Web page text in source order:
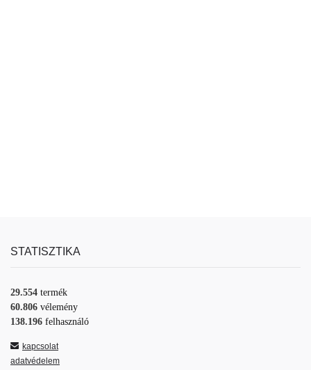
STATISZTIKA
29.554 termék
60.806 vélemény
138.196 felhasználó
kapcsolat
adatvédelem